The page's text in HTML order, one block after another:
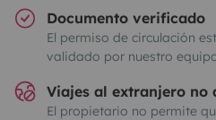
Documento verificado
El permiso de circulación
validado por nuestro
Viajes al extranjero no
El propietario no permite